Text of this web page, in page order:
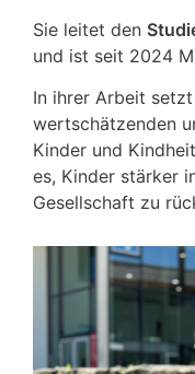
Sie leitet den
und ist seit 2024
In ihrer Arbeit
wertschätzenden
Kinder und
es, Kinder stärker
Gesellschaft zu